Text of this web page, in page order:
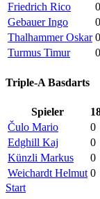
Friedrich Rico
0
Gebauer Ingo
0
Thalhammer Oskar 0
Turmus Timur
0
Triple-A Basdarts
Spieler
Čulo Mario
0
Edghill Kaj
0
Künzli Markus
0
Weichardt Helmut 0
Start